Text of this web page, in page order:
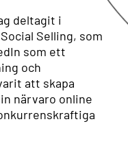
deltagit i
Selling, som
som ett
och
att skapa
närvaro online